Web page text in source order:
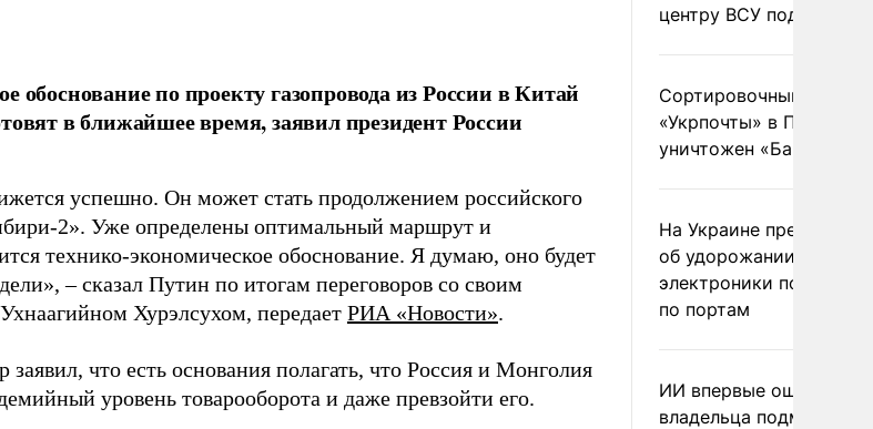
обоснование по проекту газопровода из России в Китай
в ближайшее время, заявил президент России
успешно. Он может стать продолжением российского
2». Уже определены оптимальный маршрут и
технико-экономическое обоснование. Я думаю, оно будет
– сказал Путин по итогам переговоров со своим
Хурэлсухом, передает РИА «Новости».
заявил, что есть основания полагать, что Россия и Монголия
уровень товарооборота и даже превзойти его.
центру ВСУ под Киевом
Сортировочный пункт
«Укрпочты» в
уничтожен
На Украине
об удорожании
электроники после
по портам
ИИ впервые
владельца